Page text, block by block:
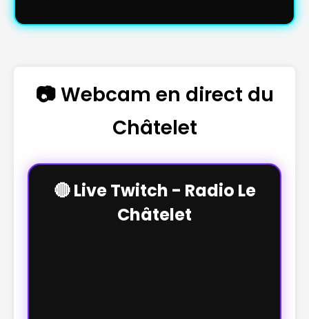
📷 Webcam en direct du
Châtelet
🔴 Live Twitch - Radio Le
Châtelet